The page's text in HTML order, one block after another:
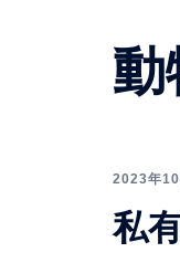
2023年10
私